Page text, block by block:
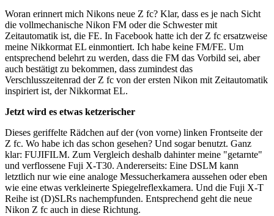
Woran erinnert mich Nikons neue Z fc? Klar, dass es je nach Sicht
die vollmechanische Nikon FM oder die Schwester mit
Zeitautomatik ist, die FE. In Facebook hatte ich der Z fc ersatzweise
meine Nikkormat EL einmontiert. Ich habe keine FM/FE. Um
entsprechend belehrt zu werden, dass die FM das Vorbild sei, aber
auch bestätigt zu bekommen, dass zumindest das
Verschlusszeitenrad der Z fc von der ersten Nikon mit Zeitautomatik
inspiriert ist, der Nikkormat EL.
Jetzt wird es etwas ketzerischer
Dieses geriffelte Rädchen auf der (von vorne) linken Frontseite der
Z fc. Wo habe ich das schon gesehen? Und sogar benutzt. Ganz
klar: FUJIFILM. Zum Vergleich deshalb dahinter meine "getarnte"
und verflossene Fuji X-T30. Andererseits: Eine DSLM kann
letztlich nur wie eine analoge Messucherkamera aussehen oder eben
wie eine etwas verkleinerte Spiegelreflexkamera. Und die Fuji X-T
Reihe ist (D)SLRs nachempfunden. Entsprechend geht die neue
Nikon Z fc auch in diese Richtung.